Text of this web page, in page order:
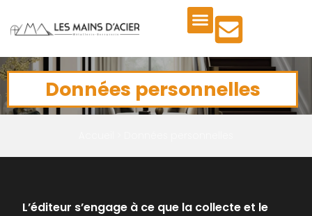
Données personnelles
L’éditeur s’engage à ce que la collecte et le